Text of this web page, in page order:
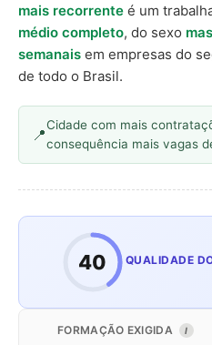
mais recorrente é um
médio completo, do sexo
semanais em empresas do
de todo o Brasil.
Cidade com mais
consequência mais vagas
40 QUALIDADE
FORMAÇÃO EXIGIDA I